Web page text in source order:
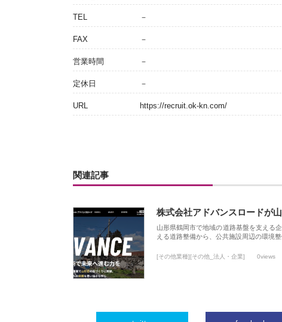
TEL －
FAX －
営業時間 －
定休日 －
URL https://recruit.ok-kn.com/
関連記事
株式会社アドバンスロードが
山形県鶴岡市で地域の道路基盤を支える
える道路整備から、公共施設周辺の環境
[その他業種][その他_法人・企業] 0views